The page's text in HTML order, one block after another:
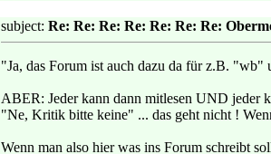
subject: Re: Re: Re: Re: Re: Re: Re:
"Ja, das Forum ist auch dazu da für z.B. "wb"
ABER: Jeder kann dann mitlesen UND jeder
"Ne, Kritik bitte keine" ... das geht nicht !
Wenn man also hier was ins Forum schreibt